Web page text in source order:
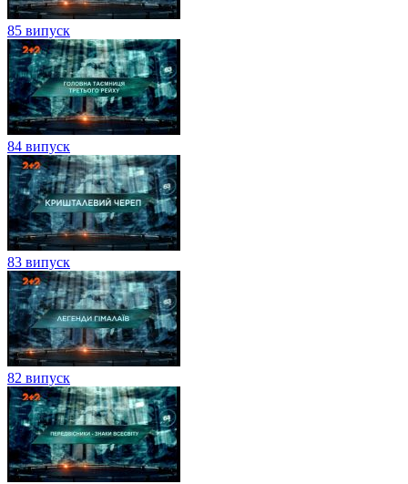
85 випуск
84 випуск
83 випуск
82 випуск